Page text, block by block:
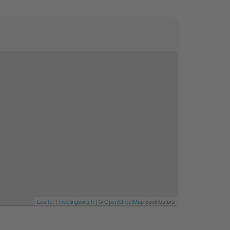
Leaflet | meetingswitch | ©OpenStreetMapcontributors